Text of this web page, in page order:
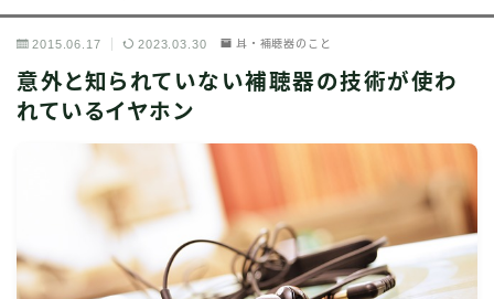
お問い合わせ
お店の特徴
聞こえの改善と補聴器のFAQ
お客様の声
2015.06.17 2023.03.30 耳・補聴器のこと
意外と知られていない補聴器の技術が使わ
れているイヤホン